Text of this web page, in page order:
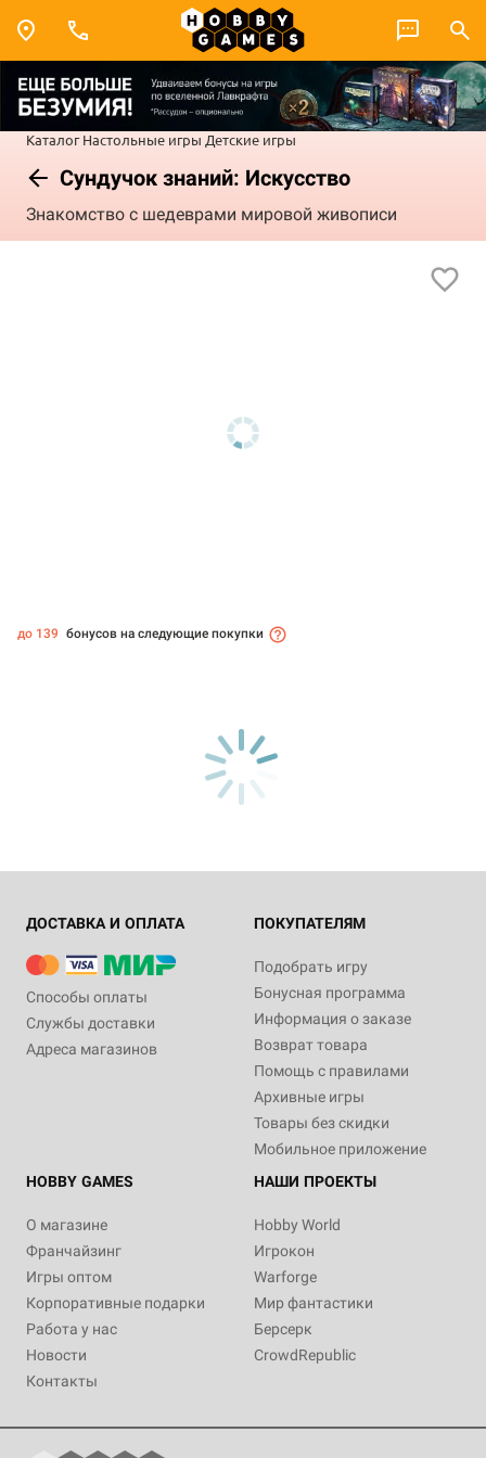
Каталог Настольные игры Детские игры
Сундучок знаний: Искусство
Знакомство с шедеврами мировой живописи
до 139 бонусов на следующие покупки
ДОСТАВКА И ОПЛАТА
Способы оплаты
Службы доставки
Адреса магазинов
ПОКУПАТЕЛЯМ
Подобрать игру
Бонусная программа
Информация о заказе
Возврат товара
Помощь с правилами
Архивные игры
Товары без скидки
Мобильное приложение
HOBBY GAMES
О магазине
Франчайзинг
Игры оптом
Корпоративные подарки
Работа у нас
Новости
Контакты
НАШИ ПРОЕКТЫ
Hobby World
Игрокон
Warforge
Мир фантастики
Берсерк
CrowdRepublic